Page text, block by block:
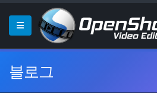
블로그